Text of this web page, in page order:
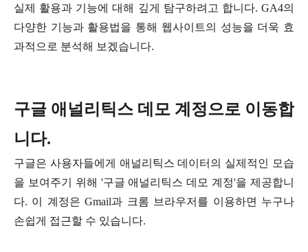
실제 활용과 기능에 대해 깊게 탐구하려고 합니다. GA4의
다양한 기능과 활용법을 통해 웹사이트의 성능을 더욱 효
과적으로 분석해 보겠습니다.
구글 애널리틱스 데모 계정으로 이동합
니다.
구글은 사용자들에게 애널리틱스 데이터의 실제적인 모습
을 보여주기 위해 '구글 애널리틱스 데모 계정'을 제공합니
다. 이 계정은 Gmail과 크롬 브라우저를 이용하면 누구나
손쉽게 접근할 수 있습니다.